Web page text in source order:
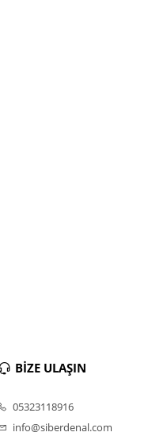
BİZE ULAŞIN
05323118916
info@siberdenal.com